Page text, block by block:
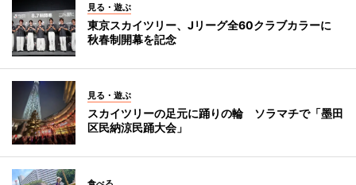
見る・遊ぶ
東京スカイツリー、Jリーグ全60クラブカラーに
秋春制開幕を記念
見る・遊ぶ
スカイツリーの足元に踊りの輪 ソラマチで「墨田
区民納涼民踊大会」